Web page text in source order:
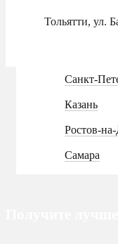
Тольятти, ул.
Санкт-
Казань
Ростов-
Самара